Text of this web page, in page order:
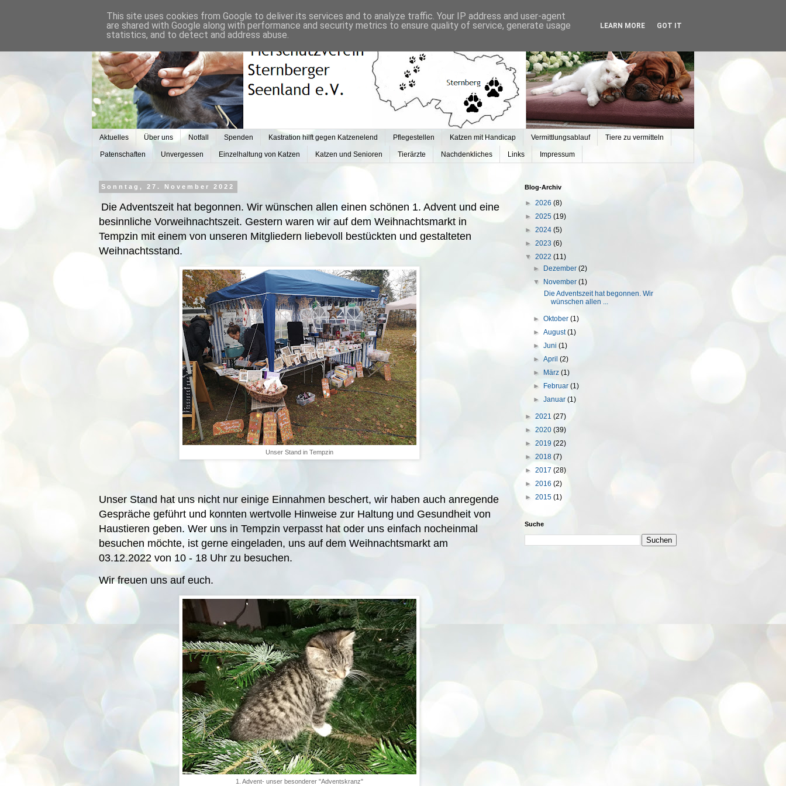
Aktuelles Über uns Notfall Spenden Kastration hilft gegen Katzenelend Pflegestellen Katzen mit Handicap Vermittlungsablauf Tiere zu vermitteln
Patenschaften Unvergessen Einzelhaltung von Katzen Katzen und Senioren Tierärzte Nachdenkliches Links Impressum
Sonntag, 27. November 2022
Die Adventszeit hat begonnen. Wir wünschen allen einen schönen 1. Advent und eine
besinnliche Vorweihnachtszeit. Gestern waren wir auf dem Weihnachtsmarkt in
Tempzin mit einem von unseren Mitgliedern liebevoll bestückten und gestalteten
Weihnachtsstand.
Unser Stand in Tempzin
Unser Stand hat uns nicht nur einige Einnahmen beschert, wir haben auch anregende
Gespräche geführt und konnten wertvolle Hinweise zur Haltung und Gesundheit von
Haustieren geben. Wer uns in Tempzin verpasst hat oder uns einfach nocheinmal
besuchen möchte, ist gerne eingeladen, uns auf dem Weihnachtsmarkt am
03.12.2022 von 10 - 18 Uhr zu besuchen.
Wir freuen uns auf euch.
1. Advent- unser besonderer "Adventskranz"
Blog-Archiv
► 2026 (8)
► 2025 (19)
► 2024 (5)
► 2023 (6)
▼ 2022 (11)
► Dezember(2)
▼ November(1)
Die Adventszeit hat begonnen. Wir
wünschen allen ...
►Oktober(1)
►August(1)
►Juni(1)
►April(2)
► März(1)
► Februar(1)
►Januar(1)
► 2021 (27)
► 2020 (39)
► 2019 (22)
► 2018 (7)
► 2017 (28)
► 2016 (2)
► 2015 (1)
Suche
This site uses cookies from Google to deliver its services and to analyze traffic. Your IP address and user-agent
are shared with Google along with performance and security metrics to ensure quality of service, generate usage
statistics, and to detect and address abuse.
LEARN MORE GOT IT